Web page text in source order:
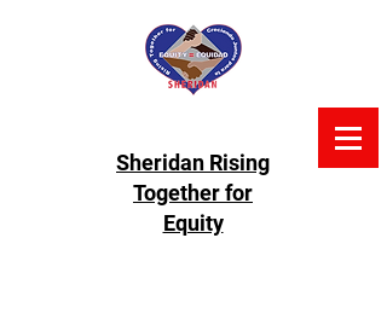
Sheridan Rising
Together for
Equity